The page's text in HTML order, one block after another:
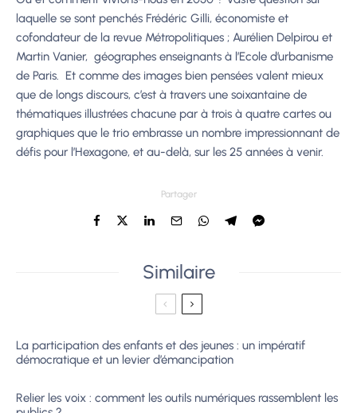
laquelle se sont penchés Frédéric Gilli, économiste et
cofondateur de la revue Métropolitiques ; Aurélien Delpirou et
Martin Vanier, géographes enseignants à l’Ecole d’urbanisme
de Paris. Et comme des images bien pensées valent mieux
que de longs discours, c’est à travers une soixantaine de
thématiques illustrées chacune par à trois à quatre cartes ou
graphiques que le trio embrasse un nombre impressionnant de
défis pour l’Hexagone, et au-delà, sur les 25 années à venir.
Partager
Similaire
La participation des enfants et des jeunes : un impératif
démocratique et un levier d’émancipation
Relier les voix : comment les outils numériques rassemblent les